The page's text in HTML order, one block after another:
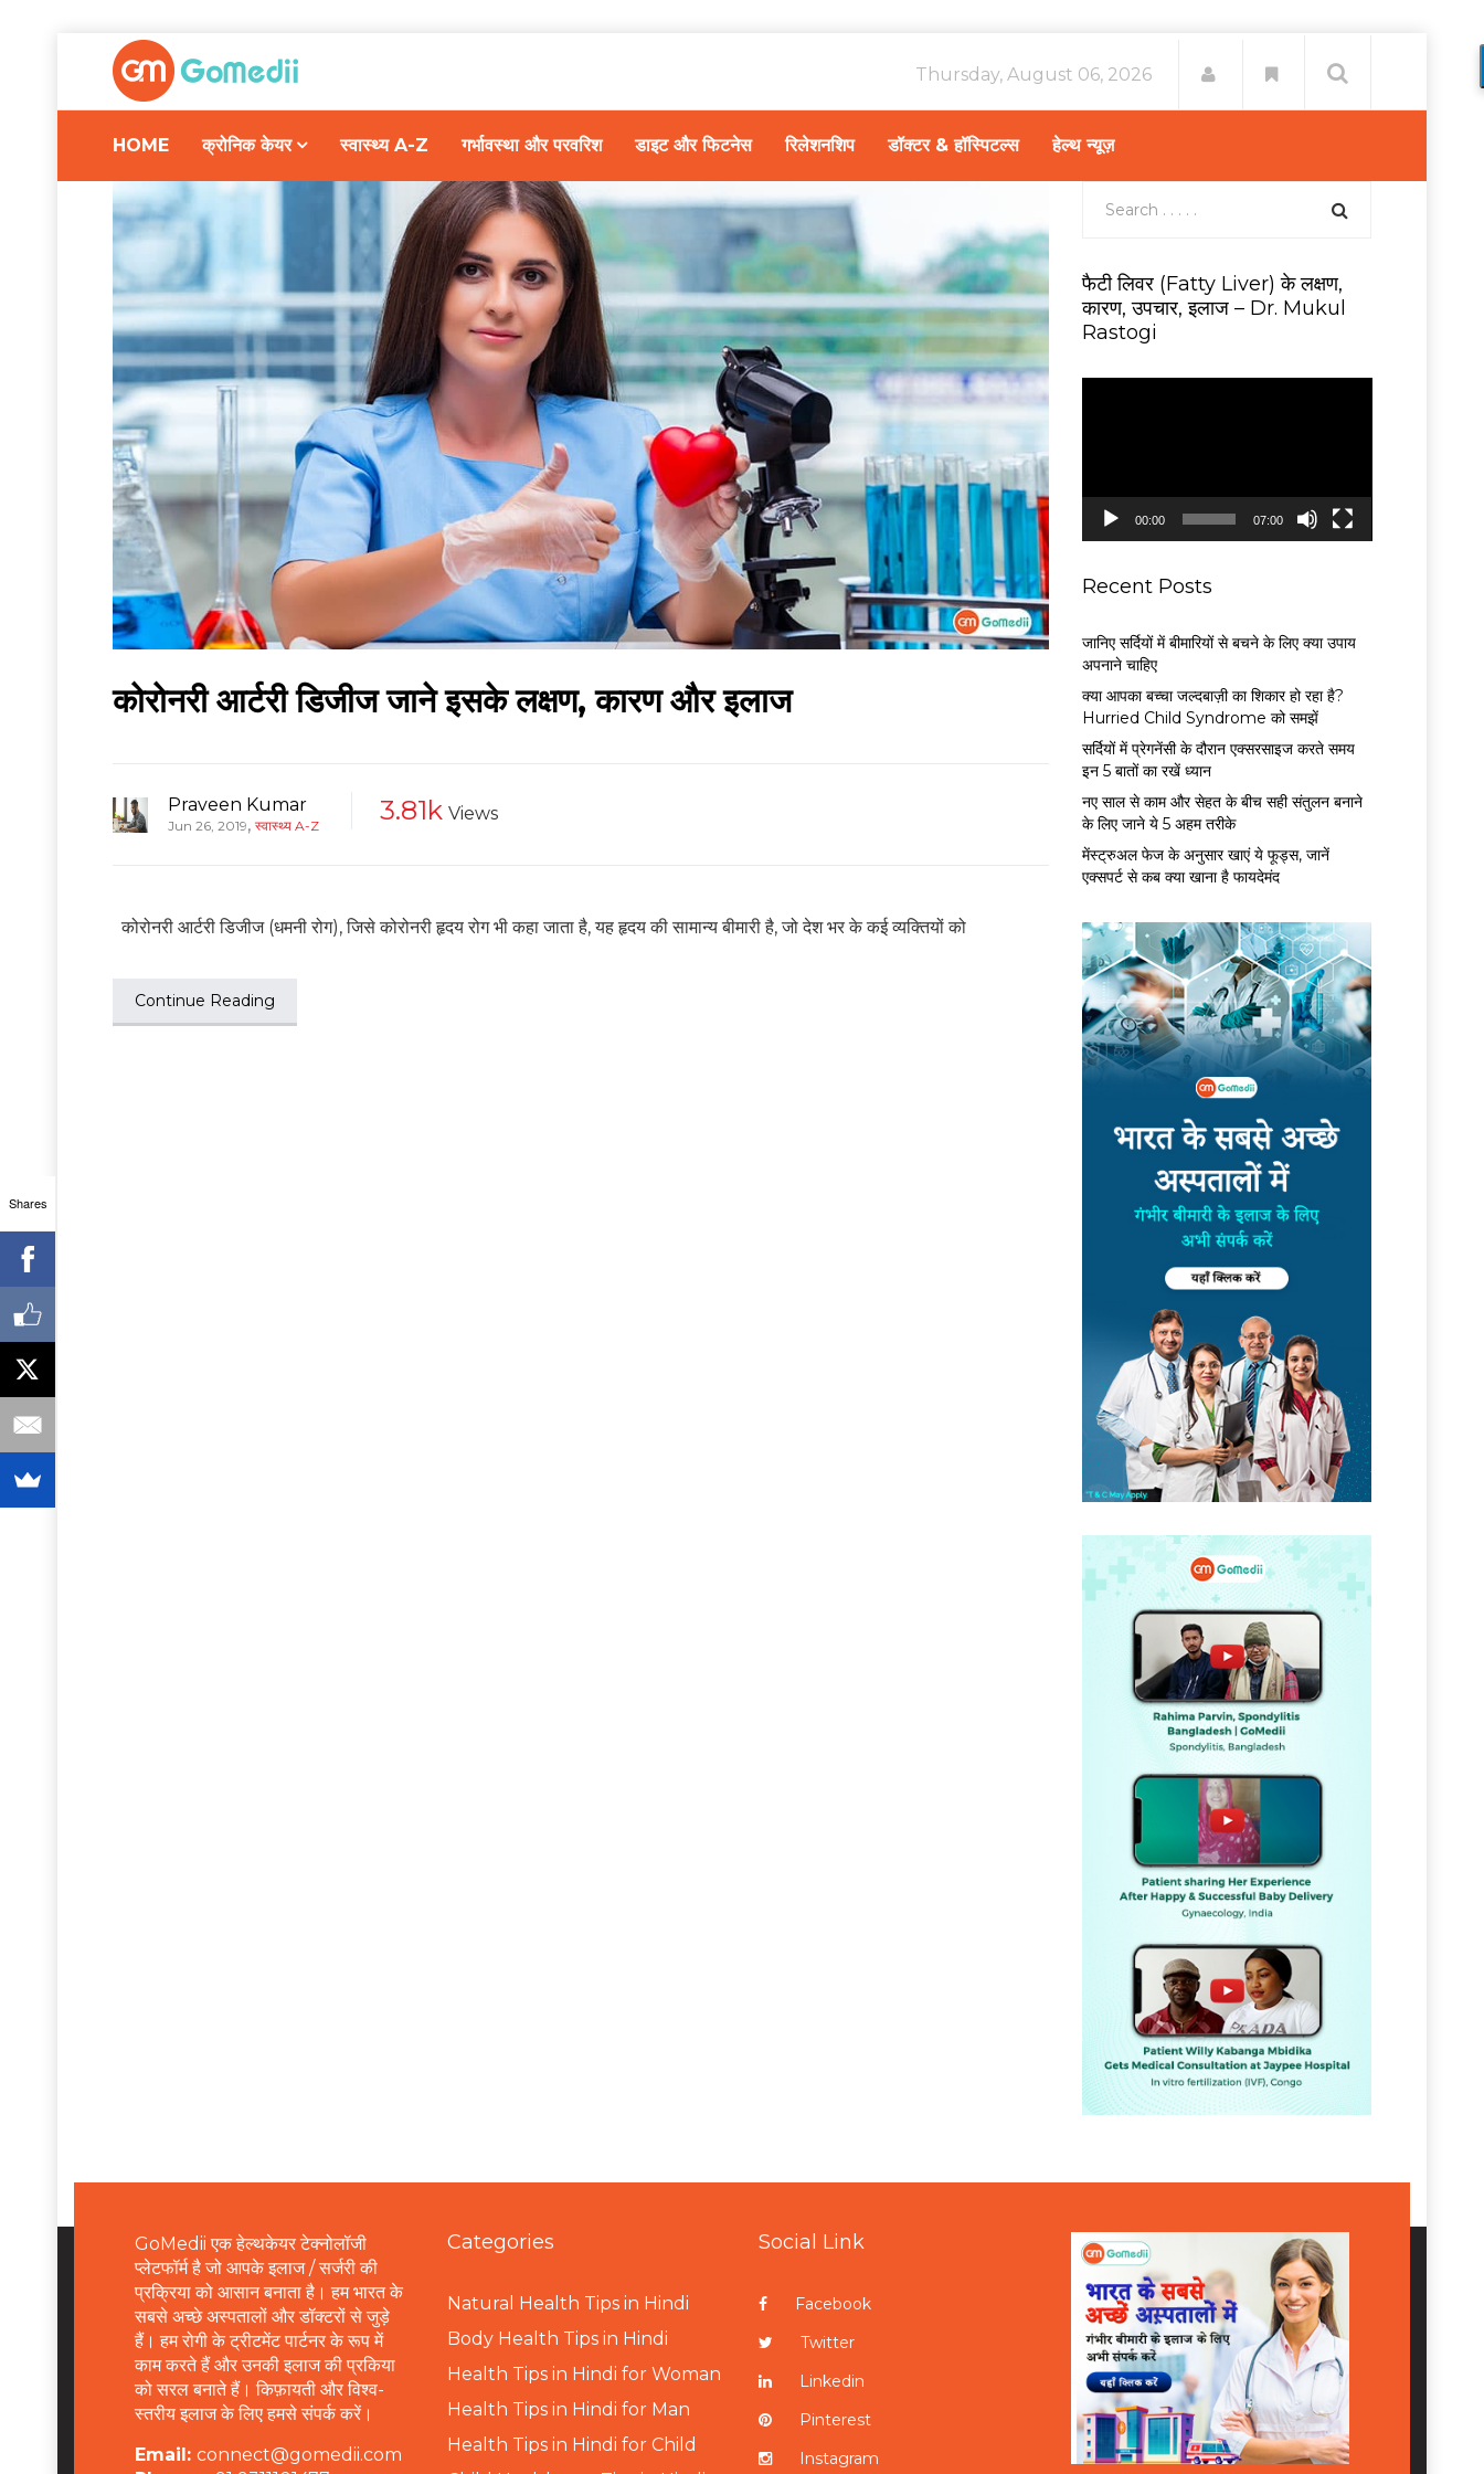
Thursday, August 06, 2026
HOME क्रोनिक केयर स्वास्थ्य A-Z गर्भावस्था और परवरिश डाइट और फिटनेस रिलेशनशिप डॉक्टर & हॉस्पिटल्स हेल्थ न्यूज़
कोरोनरी आर्टरी डिजीज जाने इसके लक्षण, कारण और इलाज
Praveen Kumar
Jun 26, 2019, स्वास्थ्य A-Z 3.81k Views
कोरोनरी आर्टरी डिजीज (धमनी रोग), जिसे कोरोनरी हृदय रोग भी कहा जाता है, यह हृदय की सामान्य बीमारी है, जो देश भर के कई व्यक्तियों को
Continue Reading
फैटी लिवर (Fatty Liver) के लक्षण,
कारण, उपचार, इलाज – Dr. Mukul
Rastogi
y
00:00 07:00
Recent Posts
जानिए सर्दियों में बीमारियों से बचने के लिए क्या उपाय
अपनाने चाहिए
क्या आपका बच्चा जल्दबाज़ी का शिकार हो रहा है?
Hurried Child Syndrome को समझें
सर्द‍ियों में प्रेगनेंसी के दौरान एक्सरसाइज करते समय
इन 5 बातों का रखें ध्यान
नए साल से काम और सेहत के बीच सही संतुलन बनाने
के लिए जाने ये 5 अहम तरीके
मेंस्ट्रुअल फेज के अनुसार खाएं ये फूड्स, जानें
एक्सपर्ट से कब क्या खाना है फायदेमंद
GoMedii एक हेल्थकेयर टेक्नोलॉजी
प्लेटफॉर्म है जो आपके इलाज / सर्जरी की
प्रक्रिया को आसान बनाता है। हम भारत के
सबसे अच्छे अस्पतालों और डॉक्टरों से जुड़े
हैं। हम रोगी के ट्रीटमेंट पार्टनर के रूप में
काम करते हैं और उनकी इलाज की प्रकिया
को सरल बनाते हैं। किफ़ायती और विश्व-
स्तरीय इलाज के लिए हमसे संपर्क करें।
Email: connect@gomedii.com
Categories
Natural Health Tips in Hindi
Body Health Tips in Hindi
Health Tips in Hindi for Woman
Health Tips in Hindi for Man
Health Tips in Hindi for Child
Social Link
Facebook
Twitter
Linkedin
Pinterest
Instagram
Shares